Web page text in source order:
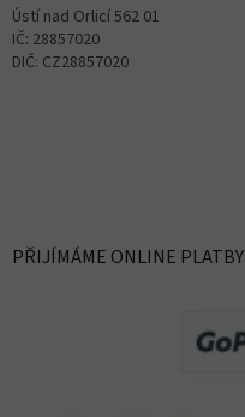
Ústí nad Orlicí 562 01
IČ: 28857020
DIČ: CZ28857020
PŘIJÍMÁME ONLINE PLATBY